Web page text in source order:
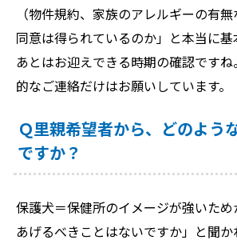
（物件規約、家族のアレルギーの有
同意は得られているのか」と本当に基
あとはお迎えできる時期の確認です
的なご連絡だけはお願いしています。
Ｑ里親希望者から、どのよう
ですか？
保護犬＝保健所のイメージが強いた
あげるべきことはないですか」と聞